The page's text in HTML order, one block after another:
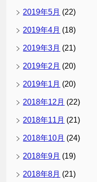
2019年5月 (22)
2019年4月 (18)
2019年3月 (21)
2019年2月 (20)
2019年1月 (20)
2018年12月 (22)
2018年11月 (21)
2018年10月 (24)
2018年9月 (19)
2018年8月 (21)